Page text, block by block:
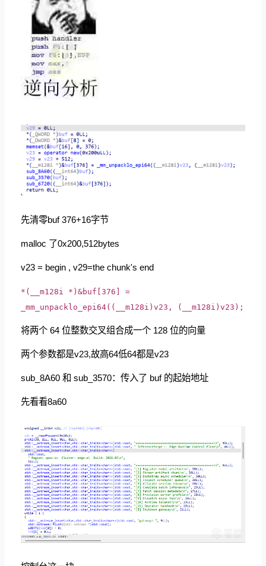
先清零buf 376+16字节
malloc 了0x200,512bytes
v23 = begin , v29=the chunk's end
*(__m128i *)&buf[376] =
_mm_unpacklo_epi64((__m128i)v23, (__m128i)v23);
将两个 64 位整数交叉组合成一个 128 位的向量
两个参数都是v23,故高64低64都是v23
sub_8A60 和 sub_3570：传入了 buf 的起始地址
先看看8a60